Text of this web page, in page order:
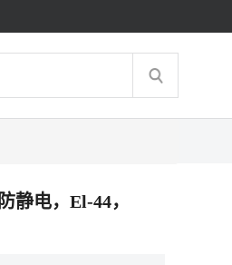
静电，El-44，